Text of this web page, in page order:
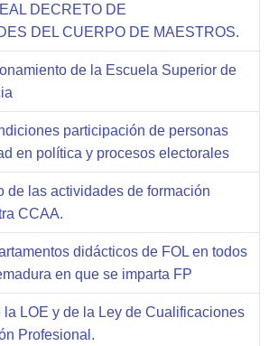
DECRETO DE
DEL CUERPO DE MAESTROS.
de la Escuela Superior de
participación de personas
en política y procesos electorales
de las actividades de formación
CCAA.
didácticos de FOL en todos
en que se imparta FP
la LOE y de la Ley de Cualificaciones
Profesional.